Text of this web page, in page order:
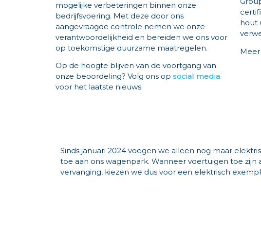
mogelijke verbeteringen binnen onze
bedrijfsvoering. Met deze door ons
aangevraagde controle nemen we onze
verantwoordelijkheid en bereiden we ons voor
op toekomstige duurzame maatregelen.
Op de hoogte blijven van de voortgang van
onze beoordeling? Volg ons opsocial media
voor het laatste nieuws.
hout
Sinds januari 2024 voegen we alleen nog maar
toe aan ons wagenpark. Wanneer voertuigen toe zijn
vervanging, kiezen we dus voor een elektrisch